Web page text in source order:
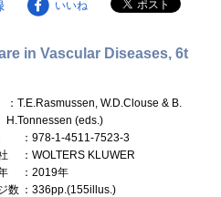
いいね
in Vascular Diseases, 6t
：T.E.Rasmussen, W.D.Clouse & B.
H.Tonnessen (eds.)
：978-1-4511-7523-3
：WOLTERS KLUWER
：2019年
数 ：336pp.(155illus.)